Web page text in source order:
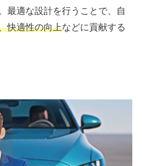
最適な設計を行うことで、自
快適性の向上などに貢献する